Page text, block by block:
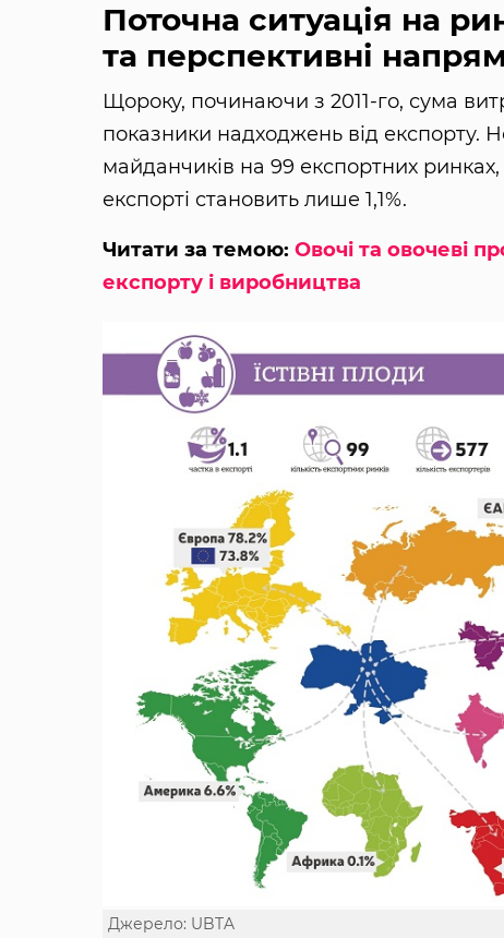
Поточна ситуація на
та перспективні
Щороку, починаючи з 2011-го, сума
показники надходжень від експорту.
майданчиків на 99 експортних
експорті становить лише 1,1%.
Читати за темою: Овочі та овочеві
експорту і виробництва
Джерело: UBTA